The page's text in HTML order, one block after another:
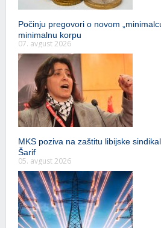
Počinju pregovori o novom
minimalnu korpu
07. avgust 2026
MKS poziva na zaštitu libijske
Šarif
05. avgust 2026